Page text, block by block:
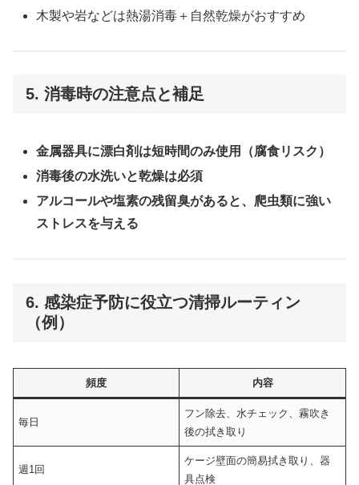
木製や岩などは熱湯消毒＋自然乾燥がおすすめ
5. 消毒時の注意点と補足
金属器具に漂白剤は短時間のみ使用（腐食リスク）
消毒後の水洗いと乾燥は必須
アルコールや塩素の残留臭があると、爬虫類に強い
ストレスを与える
6. 感染症予防に役立つ清掃ルーティン
（例）
頻度 内容
毎日
フン除去、水チェック、霧吹き
後の拭き取り
週1回
ケージ壁面の簡易拭き取り、器
具点検